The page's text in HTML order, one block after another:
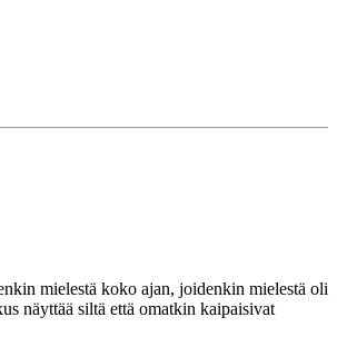
mielestä koko ajan, joidenkin mielestä oli
näyttää siltä että omatkin kaipaisivat